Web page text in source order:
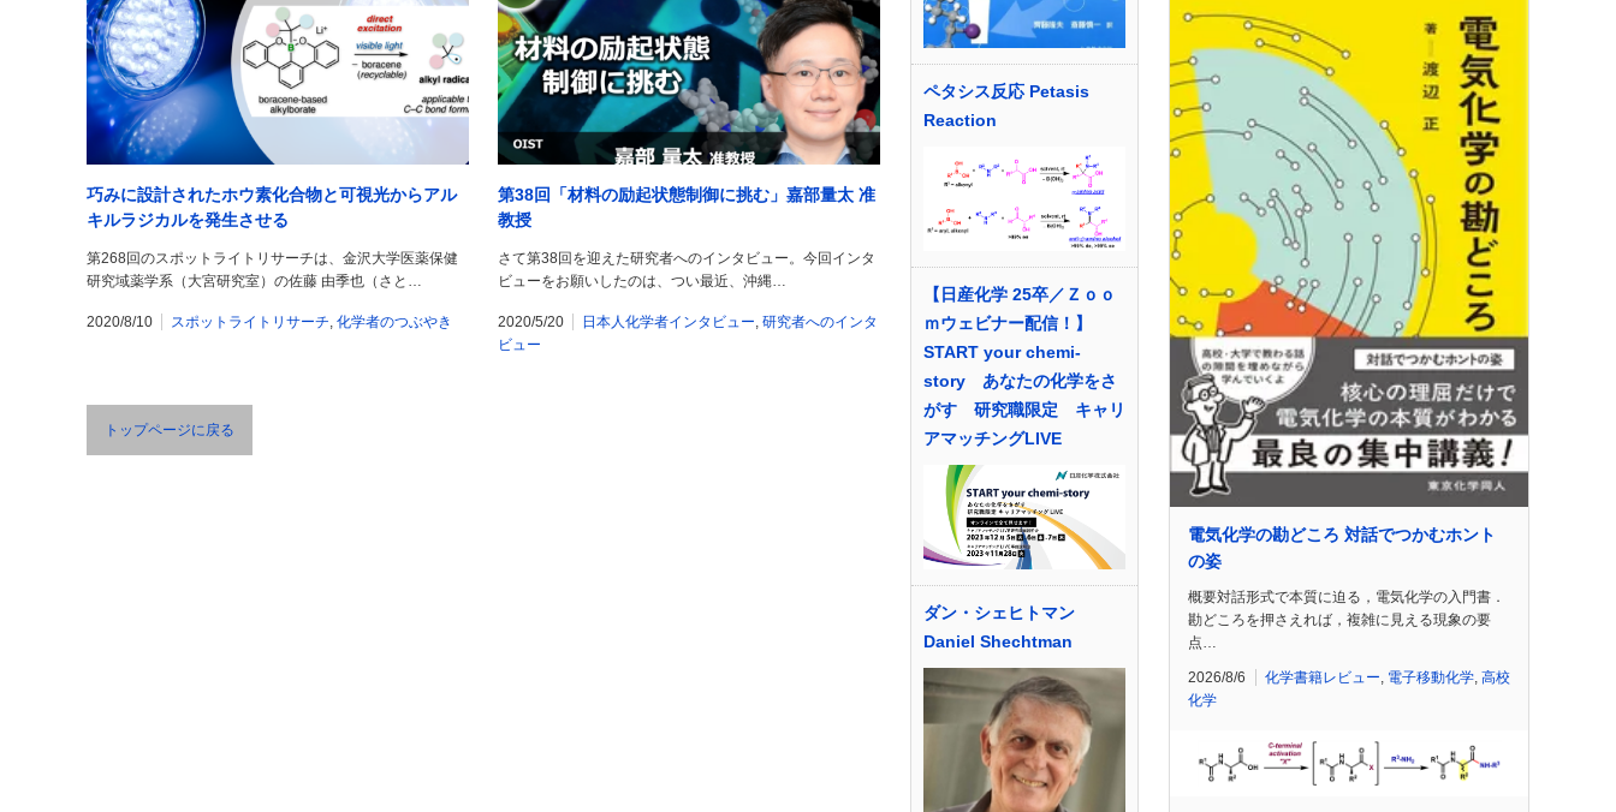
巧みに設計されたホウ素化合物と可視光からアル
キルラジカルを発生させる
第268回のスポットライトリサーチは、金沢大学医薬保健
研究域薬学系（大宮研究室）の佐藤 由季也（さと…
2020/8/10 スポットライトリサーチ, 化学者のつぶやき
第38回「材料の励起状態制御に挑む」嘉部量太 准
教授
さて第38回を迎えた研究者へのインタビュー。今回インタ
ビューをお願いしたのは、つい最近、沖縄…
2020/5/20 日本人化学者インタビュー, 研究者へのインタ
ビュー
トップページに戻る
ペタシス反応 Petasis
Reaction
【日産化学 25卒／Ｚｏｏ
ｍウェビナー配信！】
START your chemi-
story あなたの化学をさ
がす 研究職限定 キャリ
アマッチングLIVE
ダン・シェヒトマン
Daniel Shechtman
電気化学の勘どころ 対話でつかむホント
の姿
概要対話形式で本質に迫る，電気化学の入門書．
勘どころを押さえれば，複雑に見える現象の要
点…
2026/8/6 化学書籍レビュー 電子移動化学 高校
化学